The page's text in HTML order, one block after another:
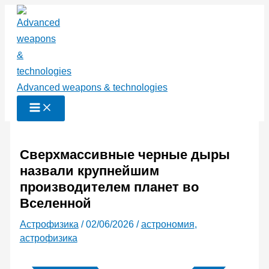
Перейти
содержимому
Advanced weapons & technologies
Сверхмассивные черные дыры
назвали крупнейшим
производителем планет во
Вселенной
Астрофизика /02/06/2026 /астрономия,
астрофизика